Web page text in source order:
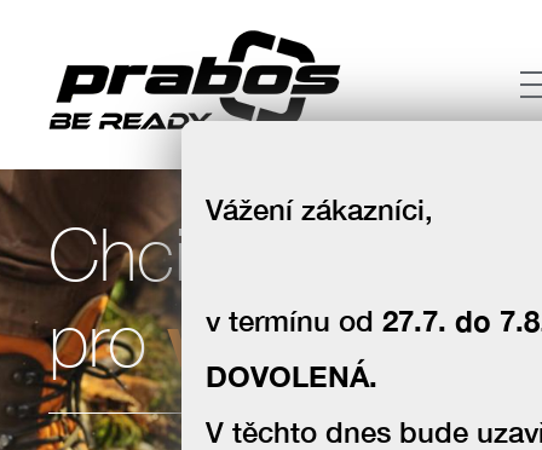
Chci boty
provolný čas
Vážení zákazníci,
v termínu od 27.7. do 7.8
DOVOLENÁ.
V těchto dnes bude